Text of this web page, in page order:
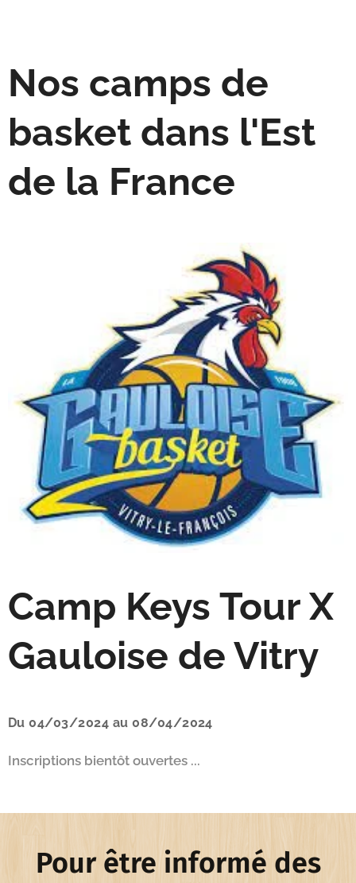
Nos camps de
basket dans l'Est
de la France
Camp Keys Tour X
Gauloise de Vitry
Du 04/03/2024 au 08/04/2024
Inscriptions bientôt ouvertes ...
Pour être informé des